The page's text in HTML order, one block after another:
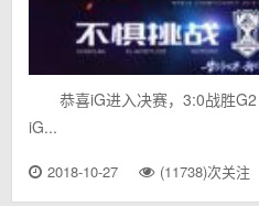
恭喜iG进入决赛，3:0战胜
iG...
2018-10-27 (11738)次关注